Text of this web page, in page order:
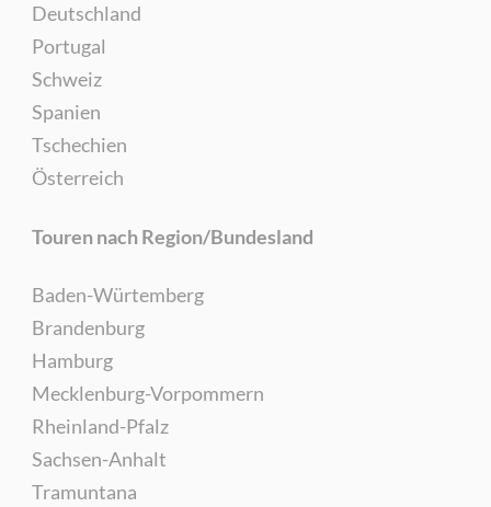
Deutschland
Portugal
Schweiz
Spanien
Tschechien
Österreich
Touren nach Region/Bundesland
Baden-Würtemberg
Brandenburg
Hamburg
Mecklenburg-Vorpommern
Rheinland-Pfalz
Sachsen-Anhalt
Tramuntana